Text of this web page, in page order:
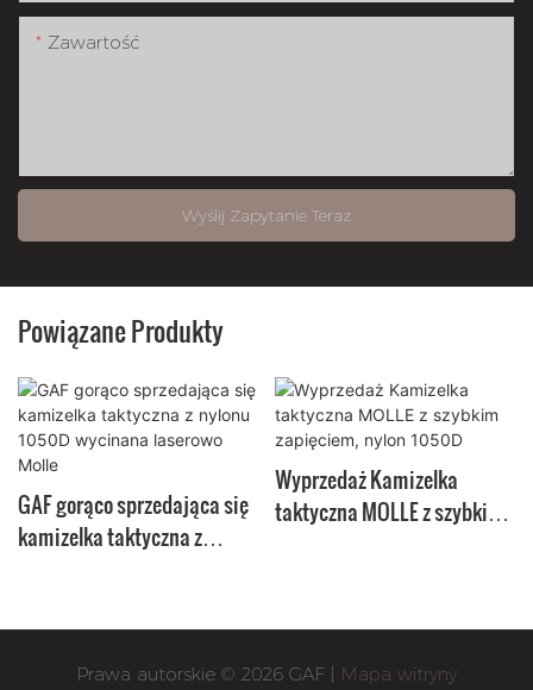
Zawartość
Wyślij Zapytanie Teraz
Powiązane Produkty
GAF gorąco sprzedająca się
kamizelka taktyczna z
Wyprzedaż Kamizelka
taktyczna MOLLE z szybkim
Prawa autorskie © 2026 GAF | Mapa witryny